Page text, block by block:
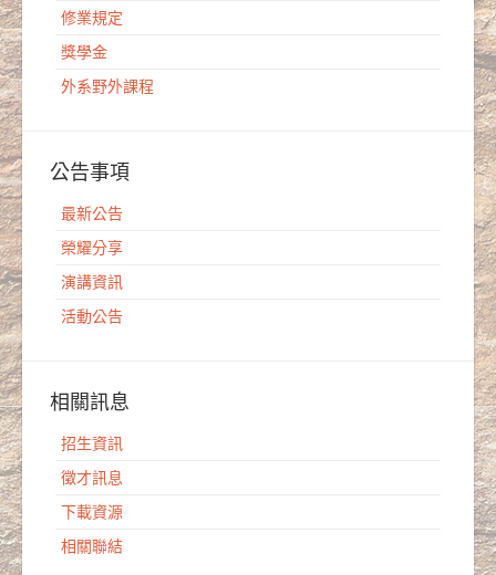
修業規定
獎學金
外系野外課程
公告事項
最新公告
榮耀分享
演講資訊
活動公告
相關訊息
招生資訊
徵才訊息
下載資源
相關聯結